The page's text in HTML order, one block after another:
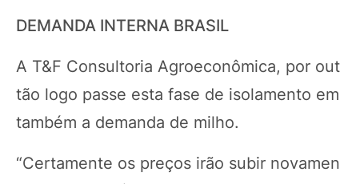
DEMANDA INTERNA BRASIL
A T&F Consultoria Agroeconômica, por
tão logo passe esta fase de isolamento
também a demanda de milho.
“Certamente os preços irão subir